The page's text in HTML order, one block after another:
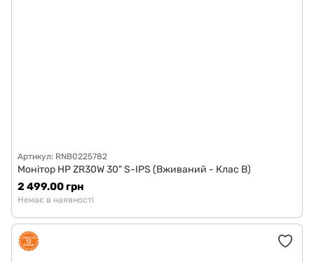
Артикул: RNB0225782
Монітор HP ZR30W 30" S-IPS (Вживаний - Клас B)
2 499.00 грн
Немає в наявності